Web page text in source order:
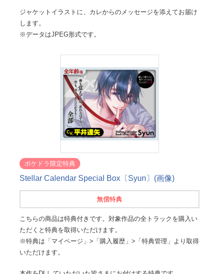
ジャケットイラストに、カレからのメッセージを添えてお届け
します。
※データはJPEG形式です。
ポケドラ限定特典
Stellar Calendar Special Box〔Syun〕(画像)
無償特典
こちらの商品は特典付きです。対象作品の全トラックを購入い
ただくと特典を取得いただけます。
※特典は「マイページ」>「購入履歴」>「特典管理」より取得
いただけます。